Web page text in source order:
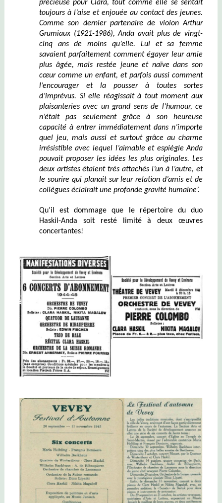
précieuse pourClara, tout comme elle se sentait
toujours à l’aise et enjouée au contact des jeunes.
Comme son dernier partenaire de violonArthur
Grumiaux (1921-1986), Anda avait plus de vingt-
cinq ans de moins qu’elle. Lui et sa femme
savaient parfaitement comment égayer leur amie
plus âgée, mais restée jeune et naïve dans son
cœur comme un enfant, et parfois aussi comment
l’encourager
et la pousser à toutes sortes
d’imprévus. Si elle réagissait à tout moment aux
plaisanteries avec ungrand sens de l’humour, ce
n’était pas seulement grâce à son heureuse
capacité à entrer immédiatement dans n’importe
quel jeu, mais aussi et surtout grâce au charme
irrésistible avec lequel l’aimableet espiègle Anda
pouvait proposer les idées les plus originales. Les
deux artistes étaient très attachés l’un à l’autre, et
le sourire qui planait sur leur relation d’amis et de
collègues éclairait une profonde gravité humaine’.
Qu’il est dommage que le répertoire du duo
Haskil-Anda soit resté limité à deux œuvres
concertantes!